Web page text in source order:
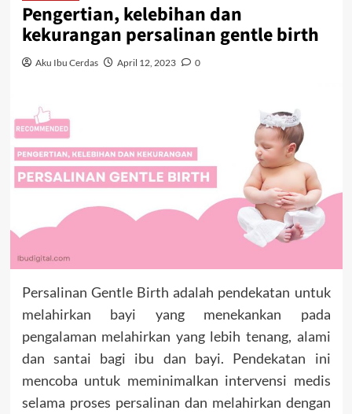
Pengertian, kelebihan dan
kekurangan persalinan gentle birth
Aku Ibu Cerdas April 12, 2023 0
Persalinan Gentle Birth adalah pendekatan untuk
melahirkan bayi yang menekankan pada
pengalaman melahirkan yang lebih tenang, alami
dan santai bagi ibu dan bayi. Pendekatan ini
mencoba untuk meminimalkan intervensi medis
selama proses persalinan dan melahirkan dengan